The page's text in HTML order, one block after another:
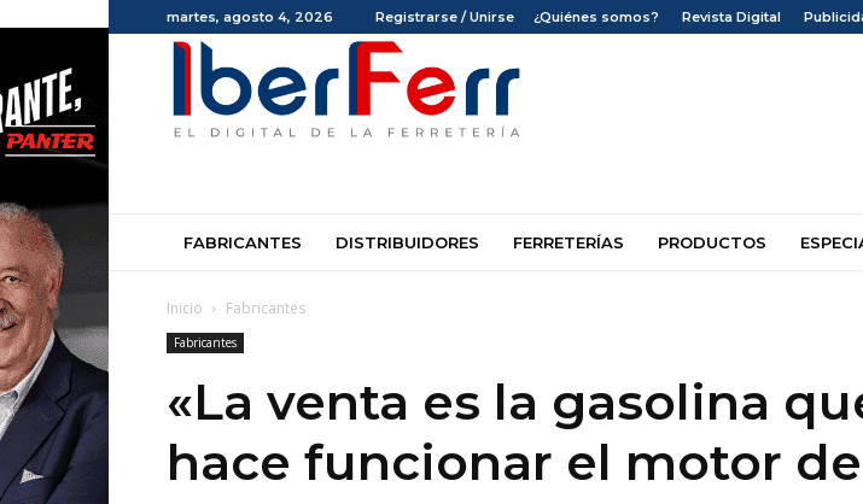
martes, agosto 4, 2026 Registrarse / Unirse ¿Quiénes somos? Revista Digital
Iberferr
FABRICANTES DISTRIBUIDORES FERRETERÍAS PRODUCTOS
Inicio Fabricantes
Fabricantes
«La venta es la gasolina
hace funcionar el motor